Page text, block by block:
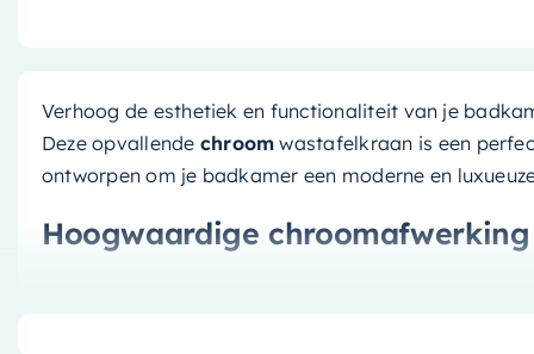
Verhoog de esthetiek en functionaliteit van je
Deze opvallende chroom wastafelkraan is een
ontworpen om je badkamer een moderne en
Hoogwaardige chroomafwerking
glanzende, stijlvolle look en tegelijkertijd de